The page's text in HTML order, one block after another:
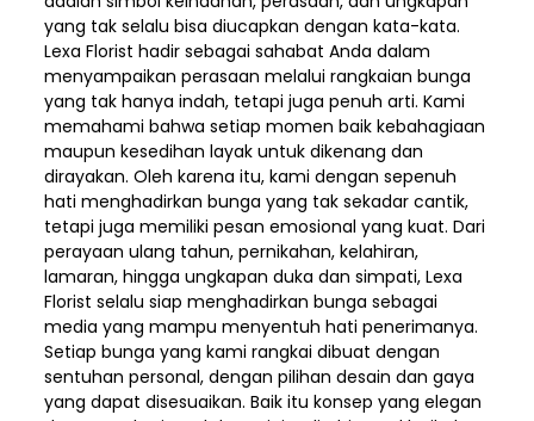
yang tak selalu bisa diucapkan dengan kata-kata.
Lexa Florist hadir sebagai sahabat Anda dalam
menyampaikan perasaan melalui rangkaian bunga
yang tak hanya indah, tetapi juga penuh arti. Kami
memahami bahwa setiap momen baik kebahagiaan
maupun kesedihan layak untuk dikenang dan
dirayakan. Oleh karena itu, kami dengan sepenuh
hati menghadirkan bunga yang tak sekadar cantik,
tetapi juga memiliki pesan emosional yang kuat. Dari
perayaan ulang tahun, pernikahan, kelahiran,
lamaran, hingga ungkapan duka dan simpati, Lexa
Florist selalu siap menghadirkan bunga sebagai
media yang mampu menyentuh hati penerimanya.
Setiap bunga yang kami rangkai dibuat dengan
sentuhan personal, dengan pilihan desain dan gaya
yang dapat disesuaikan. Baik itu konsep yang elegan